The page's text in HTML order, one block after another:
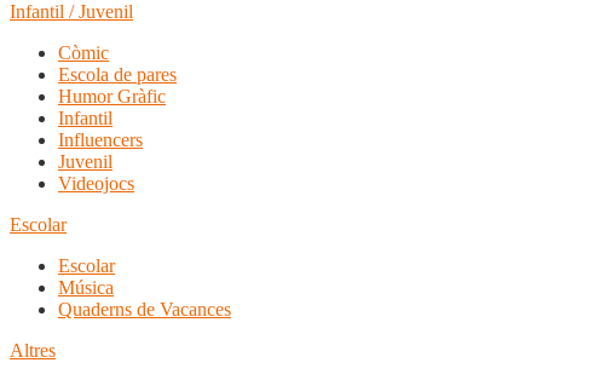
Infantil / Juvenil
Còmic
Escola de pares
Humor Gràfic
Infantil
Influencers
Juvenil
Videojocs
Escolar
Escolar
Música
Quaderns de Vacances
Altres